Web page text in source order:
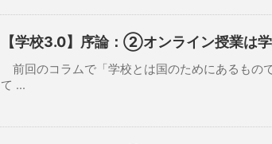
【学校3.0】序論：②オンライン授業は
前回のコラムで「学校とは国のためにあるもの
て ...